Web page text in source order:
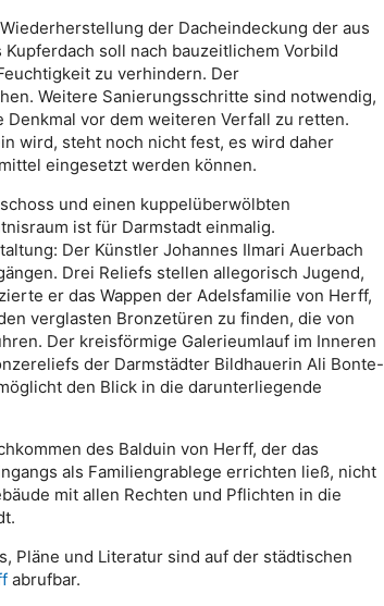
der Dacheindeckung der aus
soll nach bauzeitlichem Vorbild
zu verhindern. Der
Weitere Sanierungsschritte sind notwendig,
vor dem weiteren Verfall zu retten.
wird, steht noch nicht fest, es wird daher
eingesetzt werden können.
und einen kuppelüberwölbten
ist für Darmstadt einmalig.
Der Künstler Johannes Ilmari Auerbach
Drei Reliefs stellen allegorisch Jugend,
er das Wappen der Adelsfamilie von Herff,
verglasten Bronzetüren zu finden, die von
Der kreisförmige Galerieumlauf im Inneren
der Darmstädter Bildhauerin Ali Bonte-
den Blick in die darunterliegende
des Balduin von Herff, der das
als Familiengrablege errichten ließ, nicht
mit allen Rechten und Pflichten in die
Pläne und Literatur sind auf der städtischen
abrufbar.